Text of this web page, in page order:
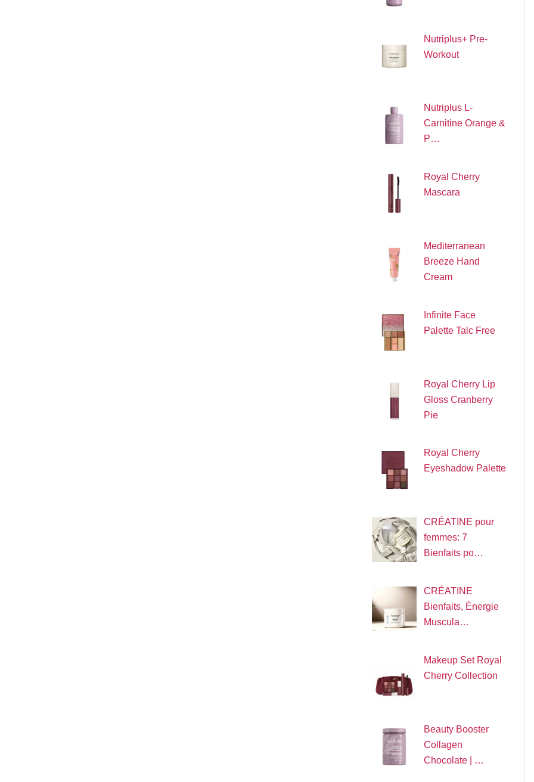
Nutriplus+ Pre-
Workout
Nutriplus L-
Carnitine Orange &
P…
Royal Cherry
Mascara
Mediterranean
Breeze Hand
Cream
Infinite Face
Palette Talc Free
Royal Cherry Lip
Gloss Cranberry
Pie
Royal Cherry
Eyeshadow Palette
CRÉATINE pour
femmes: 7
Bienfaits po…
CRÉATINE
Bienfaits, Énergie
Muscula…
Makeup Set Royal
Cherry Collection
Beauty Booster
Collagen
Chocolate | …